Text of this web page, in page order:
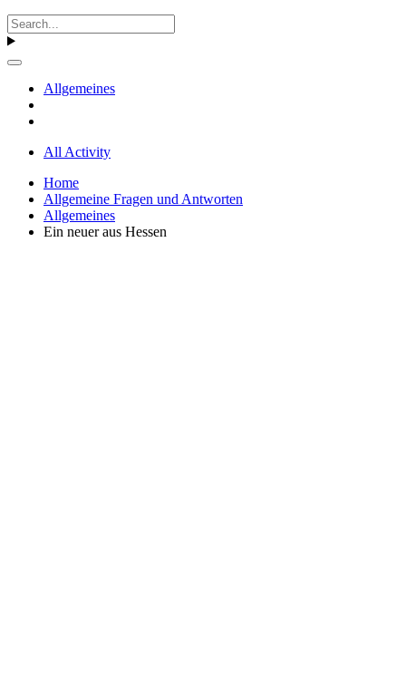
Allgemeines
All Activity
Home
Allgemeine Fragen und Antworten
Allgemeines
Ein neuer aus Hessen